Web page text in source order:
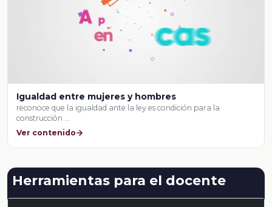
Igualdad entre mujeres y hombres
reconoce que la igualdad ante la ley es condición para la
construcción …
Ver contenido
Herramientas para el docente